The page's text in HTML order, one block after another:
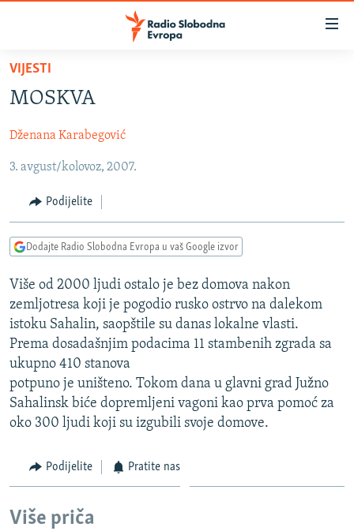
Pređite
glavni
Pređite
na
navigaciju
Pređite
na
pretragu
SRBIJA
KOSOVO
CRNA GORA
VIZUELNO
VIDEO
FOTOGALERIJE
INFOGRAFIKE
PODCASTI
RAT U UKRAJINI
KINA NA BALKANU
RSE PRIČE IZ SVIJETA
ISPRIČAJ MI
DNEVNO@RSE
SPECIJALI RSE
POPLAVE I KLIZIŠTA U BIH 2024.
PRATITE NAS
VIJESTI
MOSKVA
Dženana Karabegović
3. avgust/kolovoz, 2007.
Podijelite
Dodajte Radio Slobodna Evropa u vaš Google izvor
Više od 2000 ljudi ostalo je bez domova nakon
zemljotresa koji je pogodio rusko ostrvo na dalekom
istoku Sahalin, saopštile su danas lokalne vlasti.
Prema dosadašnjim podacima 11 stambenih zgrada sa
ukupno 410 stanova
potpuno je uništeno. Tokom dana u glavni grad Južno
Sahalinsk biće dopremljeni vagoni kao prva pomoć za
oko 300 ljudi koji su izgubili svoje domove.
Podijelite Pratite nas
Više priča